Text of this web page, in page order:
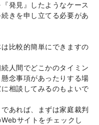
発見』したようなケース
きを申し立てる必要があ
比較的簡単にできますの
人間でどこかのタイミン
念事項があったりする場
相談してみるのもよいで
あれば、まずは家庭裁判
サイトをチェックし